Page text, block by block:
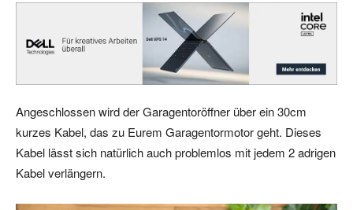
Angeschlossen wird der Garagentoröffner über ein 30cm
kurzes Kabel, das zu Eurem Garagentormotor geht. Dieses
Kabel lässt sich natürlich auch problemlos mit jedem 2 adrigen
Kabel verlängern.